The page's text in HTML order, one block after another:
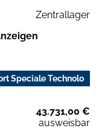
Zentrallager
Speciale Technolo
43.731,00 €
ausweisbar